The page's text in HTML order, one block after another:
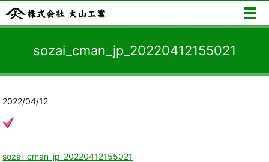
メ
sozai_cman_jp_20220412155021
2022/04/12
sozai_cman_jp_20220412155021